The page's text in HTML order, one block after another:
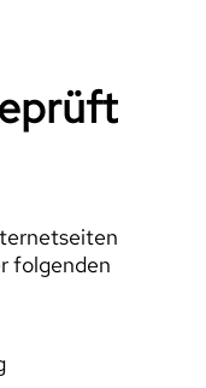
folgenden